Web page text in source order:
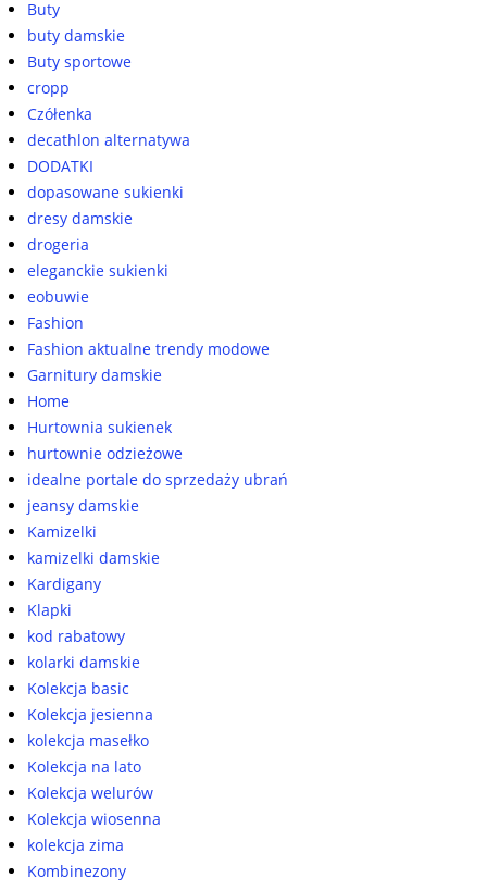
Buty
buty damskie
Buty sportowe
cropp
Czółenka
decathlon alternatywa
DODATKI
dopasowane sukienki
dresy damskie
drogeria
eleganckie sukienki
eobuwie
Fashion
Fashion aktualne trendy modowe
Garnitury damskie
Home
Hurtownia sukienek
hurtownie odzieżowe
idealne portale do sprzedaży ubrań
jeansy damskie
Kamizelki
kamizelki damskie
Kardigany
Klapki
kod rabatowy
kolarki damskie
Kolekcja basic
Kolekcja jesienna
kolekcja masełko
Kolekcja na lato
Kolekcja welurów
Kolekcja wiosenna
kolekcja zima
Kombinezony